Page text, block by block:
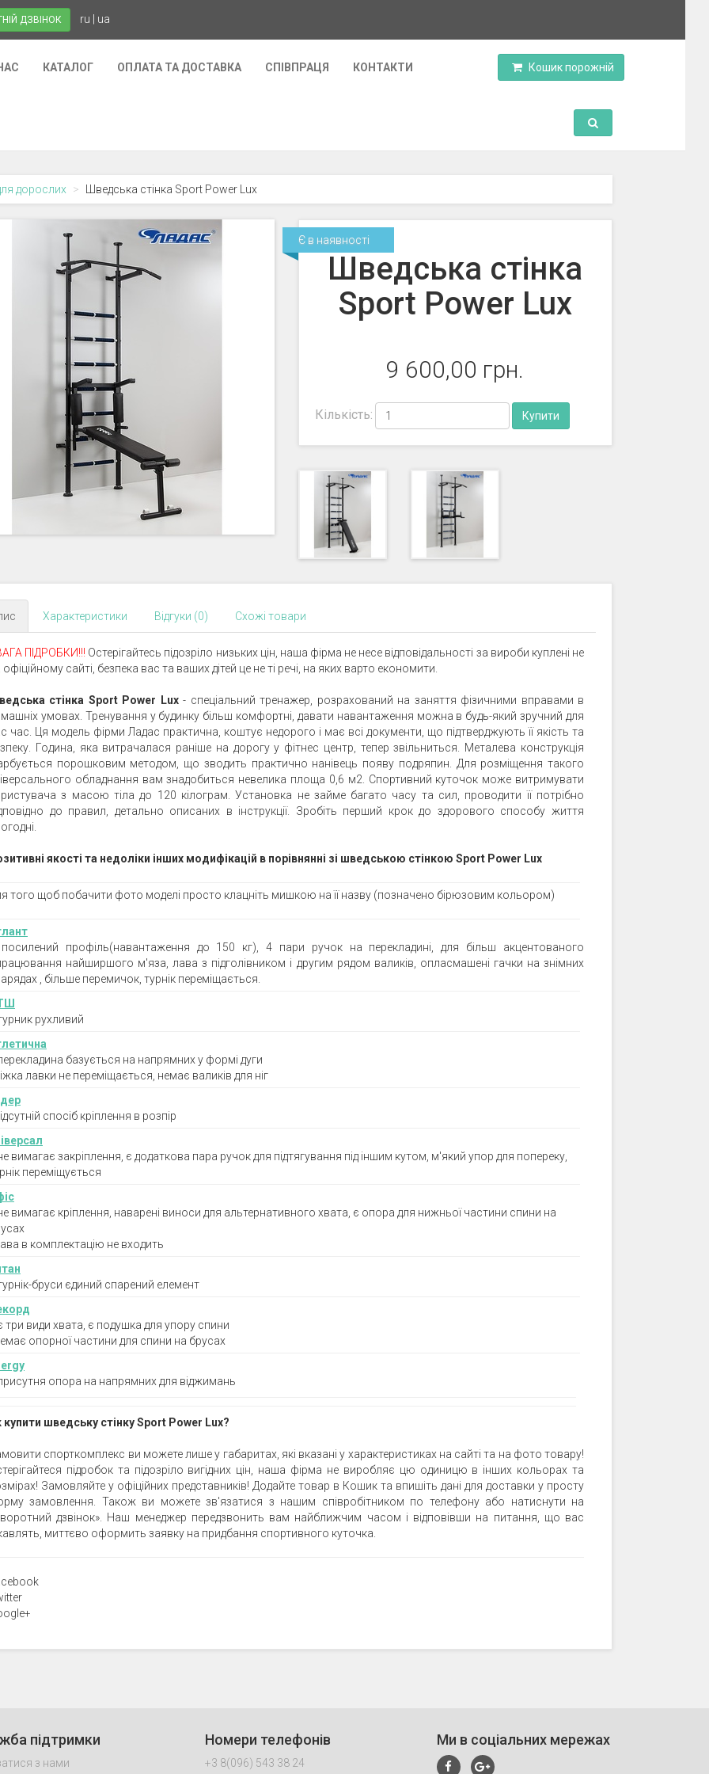
ДЗВІНОК ru ua
КАТАЛОГ ОПЛАТА ТА ДОСТАВКА СПІВПРАЦЯ КОНТАКТИ Кошик порожній
Toggle Search
дорослих Шведська стінка Sport Power Lux
Шведська стінка
Sport Power Lux
9 600,00 грн.
Кількість:
Є в наявності
Характеристики Відгуки (0) Схожі товари
ПІДРОБКИ!!! Остерігайтесь підозріло низьких цін, наша фірма не несе відповідальності за вироби куплені не
офіційному сайті, безпека вас та ваших дітей це не ті речі, на яких варто економити.
стінка Sport Power Lux- спеціальний тренажер, розрахований на заняття фізичними вправами в
умовах. Тренування у будинку більш комфортні, давати навантаження можна в будь-який зручний для
час. Ця модель фірми Ладас практична, коштує недорого і має всі документи, що підтверджують її якість та
Година, яка витрачалася раніше на дорогу у фітнес центр, тепер звільниться. Металева конструкція
порошковим методом, що зводить практично нанівець появу подряпин. Для розміщення такого
обладнання вам знадобиться невелика площа 0,6 м2. Спортивний куточок може витримувати
з масою тіла до 120 кілограм. Установка не займе багато часу та сил, проводити її потрібно
до правил, детально описаних в інструкції. Зробіть перший крок до здорового способу життя
якості та недоліки інших модифікацій в порівнянні зі шведською стінкою Sport Power Lux
того щоб побачити фото моделі просто клацніть мишкою на її назву (позначено бірюзовим кольором)
посилений профіль(навантаження до 150 кг), 4 пари ручок на перекладині, для більш акцентованого
найширшого м'яза, лава з підголівником і другим рядом валиків, опласмашені гачки на знімних
, більше перемичок, турнік переміщається.
рухливий
базується на напрямних у формі дуги
лавки не переміщається, немає валиків для ніг
спосіб кріплення в розпір
вимагає закріплення, є додаткова пара ручок для підтягування під іншим кутом, м'який упор для попереку,
переміщується
вимагає кріплення, наварені виноси для альтернативного хвата, є опора для нижньої частини спини на
в комплектацію не входить
бруси єдиний спарений елемент
три види хвата, є подушка для упору спини
опорної частини для спини на брусах
опора на напрямних для віджимань
купити шведську стінку Sport Power Lux?
спорткомплекс ви можете лише у габаритах, які вказані у характеристиках на сайті та на фото товару!
підробок та підозріло вигідних цін, наша фірма не виробляє цю одиницю в інших кольорах та
Замовляйте у офіційних представників! Додайте товар в Кошик та впишіть дані для доставки у просту
замовлення. Також ви можете зв'язатися з нашим співробітником по телефону або натиснути на
дзвінок». Наш менеджер передзвонить вам найближчим часом і відповівши на питання, що вас
миттєво оформить заявку на придбання спортивного куточка.
підтримки
з нами
Номери телефонів
+3 8(096) 543 38 24
Ми в соціальних мережах